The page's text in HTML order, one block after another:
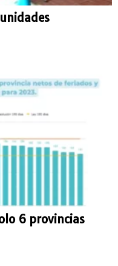
6 provincias